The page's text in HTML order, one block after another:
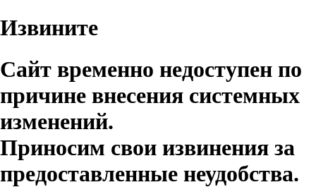
Извините
Сайт временно недоступен по
причине внесения системных
изменений.
Приносим свои извинения за
предоставленные неудобства.